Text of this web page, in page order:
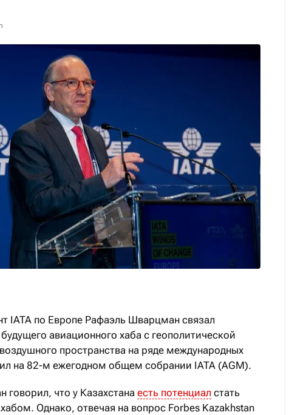
IATA по Европе Рафаэль Шварцман связал
авиационного хаба с геополитической
пространства на ряде международных
на 82-м ежегодном общем собрании IATA (AGM).
что у Казахстана есть потенциал стать
Однако, отвечая на вопрос Forbes Kazakhstan